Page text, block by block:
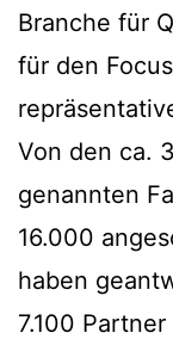
Branche für
für den
Von den ca.
genannten
16.000
haben
7.100